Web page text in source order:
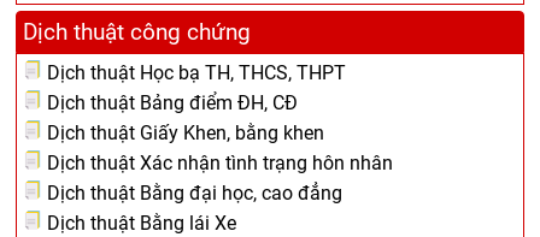
Dịch thuật công chứng
Dịch thuật Học bạ TH, THCS, THPT
Dịch thuật Bảng điểm ĐH, CĐ
Dịch thuật Giấy Khen, bằng khen
Dịch thuật Xác nhận tình trạng hôn nhân
Dịch thuật Bằng đại học, cao đẳng
Dịch thuật Bằng lái Xe